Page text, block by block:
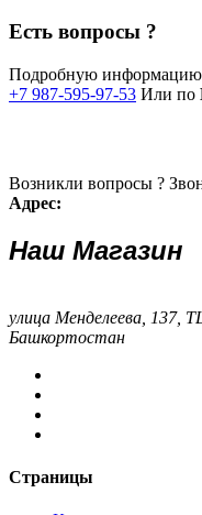
Есть вопросы ?
Подробную информацию
+7 987-595-97-53 Или по
Возникли вопросы ?
Адрес:
Наш Магазин
улица Менделеева, 137,
Башкортостан
Страницы